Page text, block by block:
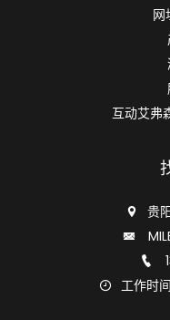
网
互动艾
贵
工作时